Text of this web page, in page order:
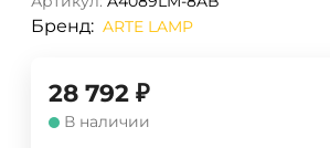
Бренд: ARTE LAMP
28 792 ₽
В наличии